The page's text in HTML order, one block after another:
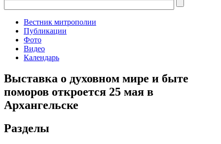
Вестник митрополии
Публикации
Фото
Видео
Календарь
Выставка о духовном мире и быте
поморов откроется 25 мая в
Архангельске
Разделы